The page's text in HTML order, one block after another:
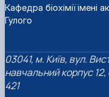
Кафедра біохімії імені
Гулого
03041, м. Київ, вул.
навчальний корпус
421